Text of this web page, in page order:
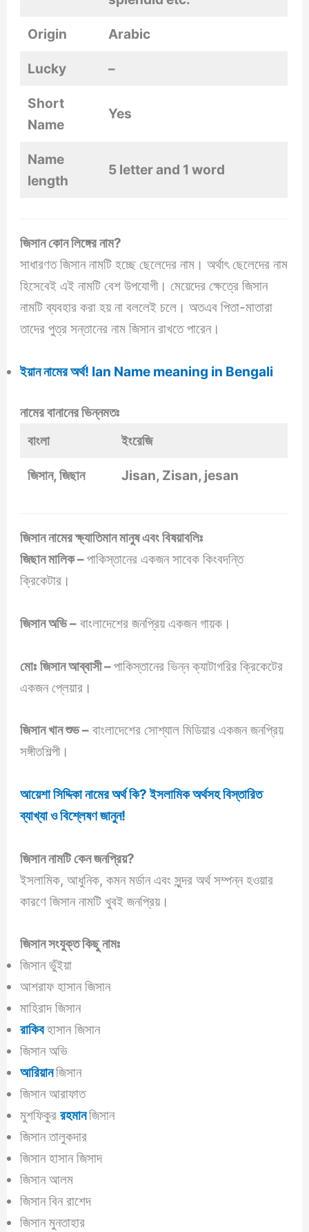
Origin Arabic
Lucky –
Short
Name
Yes
Name
length
5 letter and 1 word
জিসান কোন লিঙ্গের নাম?
সাধারণত জিসান নামটি হচ্ছে ছেলেদের নাম। অর্থাৎ ছেলেদের নাম
হিসেবেই এই নামটি বেশ উপযোগী। মেয়েদের ক্ষেত্রে জিসান
নামটি ব্যবহার করা হয় না বললেই চলে। অতএব পিতা-মাতারা
তাদের পুত্র সন্তানের নাম জিসান রাখতে পারেন।
ইয়ান নামের অর্থ! Ian Name meaning in Bengali
নামের বানানের ভিন্নমতঃ
বাংলা
ইংরেজি
জিসান, জিছান Jisan, Zisan, jesan
জিসান নামের ক্ষ্যাতিমান মানুষ এবং বিষয়াবলিঃ
জিছান মালিক –পাকিস্তানের একজন সাবেক কিংবদন্তি
ক্রিকেটার।
জিসান অভি – বাংলাদেশের জনপ্রিয় একজন গায়ক।
মোঃ জিসান আব্বাসী –পাকিস্তানের ভিন্ন ক্যাটাগরির ক্রিকেটের
একজন প্লেয়ার।
জিসান খান শুভ – বাংলাদেশের সোশ্যাল মিডিয়ার একজন জনপ্রিয়
সঙ্গীতশিল্পী।
আয়েশা সিদ্দিকা নামের অর্থ কি? ইসলামিক অর্থসহ বিস্তারিত
ব্যাখ্যা ও বিশ্লেষণ জানুন!
জিসাননামটি কেন জনপ্রিয়?
ইসলামিক, আধুনিক, কমন মর্ডান এবং সুন্দর অর্থ সম্পন্ন হওয়ার
কারণে জিসান নামটি খুবই জনপ্রিয়।
জিসানসংযুক্ত কিছু নামঃ
জিসান ভুঁইয়া
আশরাফ হাসান জিসান
মাহিরাদ জিসান
রাকিবহাসান জিসান
জিসান অভি
আরিয়ানজিসান
জিসান আরাফাত
মুশফিকুররহমানজিসান
জিসান তালুকদার
জিসান হাসান জিসাদ
জিসান আলম
জিসান বিন রাশেদ
জিসান মুনতাহার